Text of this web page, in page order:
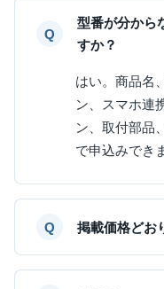
型番が分から
すか？
はい。商品名
ン、スマホ連
ン、取付部品
で申込みでき
掲載価格どお